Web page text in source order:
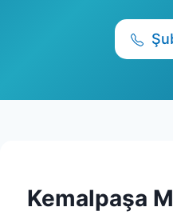
Kemalpaşa